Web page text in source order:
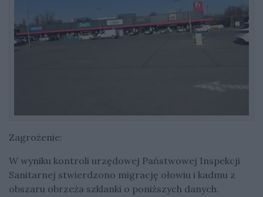
Zagrożenie:
W wyniku kontroli urzędowej Państwowej Inspekcji
Sanitarnej stwierdzono migrację ołowiu i kadmu z
obszaru obrzeża szklanki o poniższych danych.